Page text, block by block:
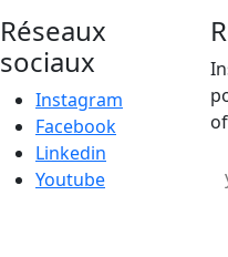
Réseaux
sociaux
Instagram
Facebook
Linkedin
Youtube